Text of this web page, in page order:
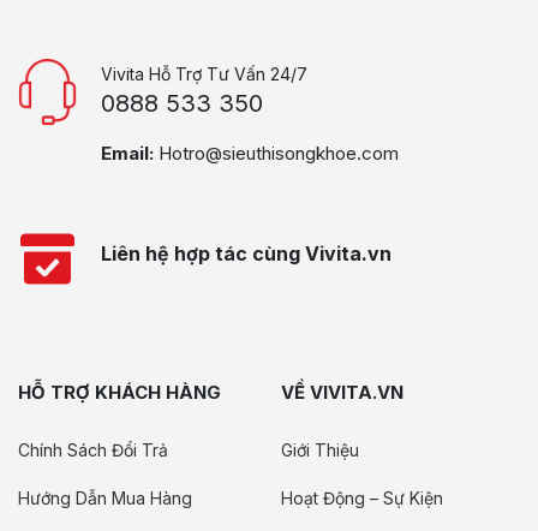
Vivita Hỗ Trợ Tư Vấn 24/7
0888 533 350
Email: Hotro@sieuthisongkhoe.com
Liên hệ hợp tác cùng Vivita.vn
HỖ TRỢ KHÁCH HÀNG
Chính Sách Đổi Trả
Hướng Dẫn Mua Hàng
VỀ VIVITA.VN
Giới Thiệu
Hoạt Động – Sự Kiện